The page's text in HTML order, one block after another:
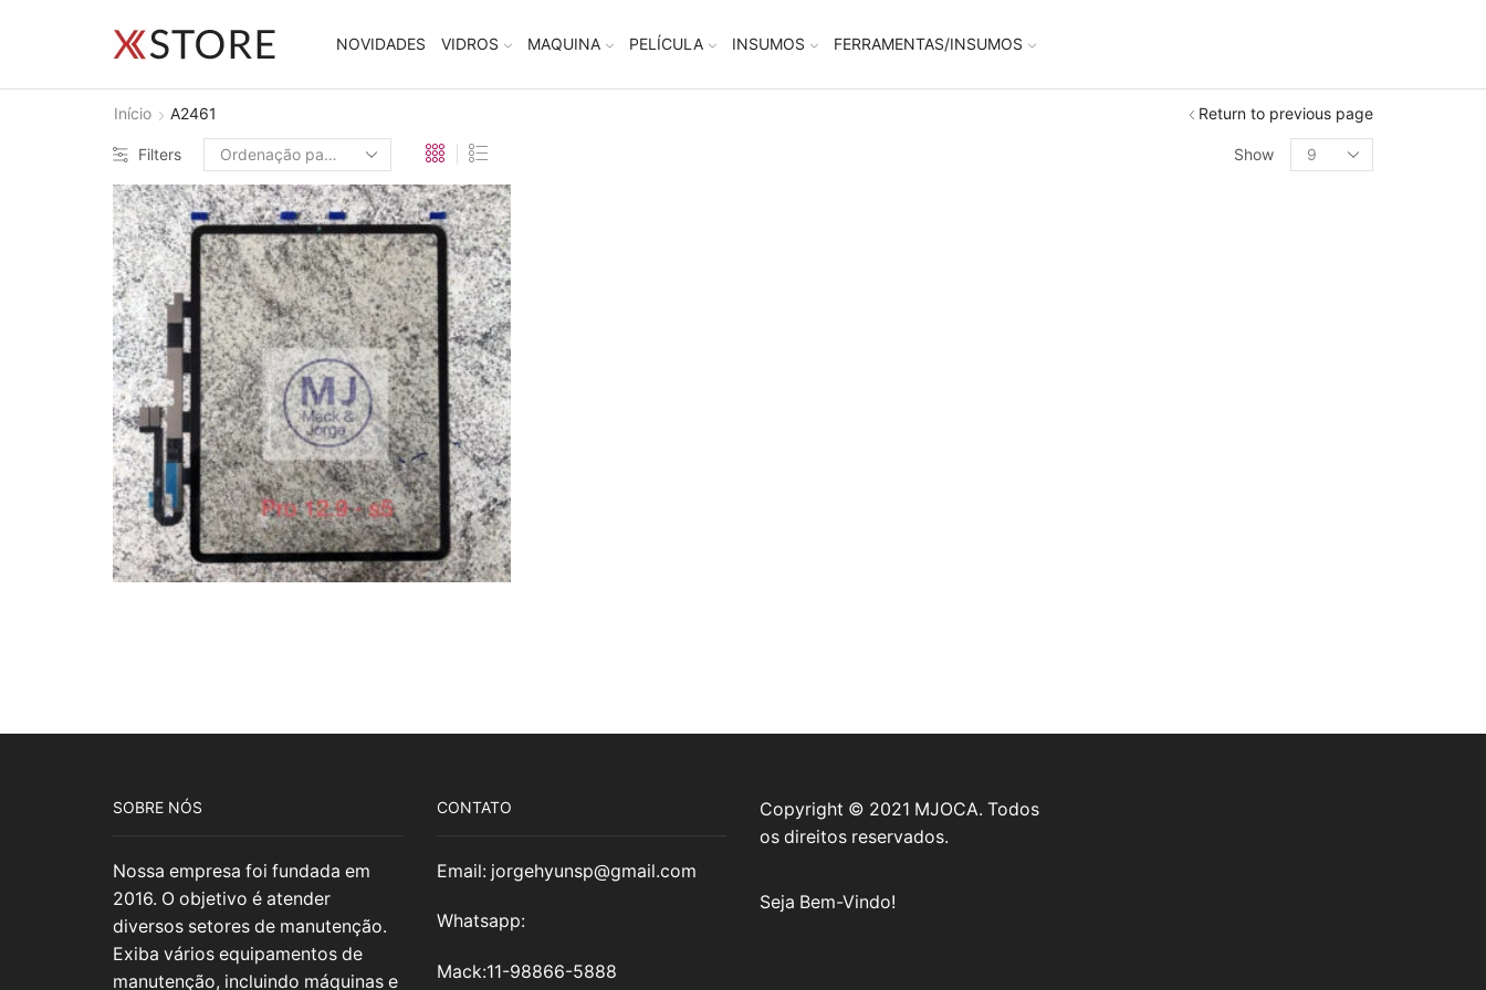
NOVIDADES VIDROS MAQUINA PELÍCULA INSUMOS FERRAMENTAS/INSUMOS
Início A2461 Return to previous page
Filters Show
SOBRE NÓS
Nossa empresa foi fundada em
2016. O objetivo é atender
diversos setores de manutenção.
Exiba vários equipamentos de
manutenção, incluindo máquinas e
CONTATO
Email: jorgehyunsp@gmail.com
Whatsapp:
Mack:11-98866-5888
Copyright © 2021 MJOCA. Todos
os direitos reservados.
Seja Bem-Vindo!